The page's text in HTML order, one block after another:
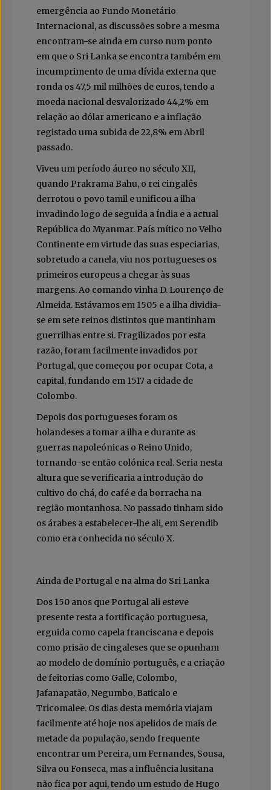
emergência ao Fundo Monetário
Internacional, as discussões sobre a mesma
encontram-se ainda em curso num ponto
em que o Sri Lanka se encontra também em
incumprimento de uma dívida externa que
ronda os 47,5 mil milhões de euros, tendo a
moeda nacional desvalorizado 44,2% em
relação ao dólar americano e a inflação
registado uma subida de 22,8% em Abril
passado.
Viveu um período áureo no século XII,
quando Prakrama Bahu, o rei cingalês
derrotou o povo tamil e unificou a ilha
invadindo logo de seguida a Índia e a actual
República do Myanmar. País mítico no Velho
Continente em virtude das suas especiarias,
sobretudo a canela, viu nos portugueses os
primeiros europeus a chegar às suas
margens. Ao comando vinha D. Lourenço de
Almeida. Estávamos em 1505 e a ilha dividia-
se em sete reinos distintos que mantinham
guerrilhas entre si. Fragilizados por esta
razão, foram facilmente invadidos por
Portugal, que começou por ocupar Cota, a
capital, fundando em 1517 a cidade de
Colombo.
Depois dos portugueses foram os
holandeses a tomar a ilha e durante as
guerras napoleónicas o Reino Unido,
tornando-se então colónica real. Seria nesta
altura que se verificaria a introdução do
cultivo do chá, do café e da borracha na
região montanhosa. No passado tinham sido
os árabes a estabelecer-lhe ali, em Serendib
como era conhecida no século X.
Ainda de Portugal e na alma do Sri Lanka
Dos 150 anos que Portugal ali esteve
presente resta a fortificação portuguesa,
erguida como capela franciscana e depois
como prisão de cingaleses que se opunham
ao modelo de domínio português, e a criação
de feitorias como Galle, Colombo,
Jafanapatão, Negumbo, Baticalo e
Tricomalee. Os dias desta memória viajam
facilmente até hoje nos apelidos de mais de
metade da população, sendo frequente
encontrar um Pereira, um Fernandes, Sousa,
Silva ou Fonseca, mas a influência lusitana
não fica por aqui, tendo um estudo de Hugo